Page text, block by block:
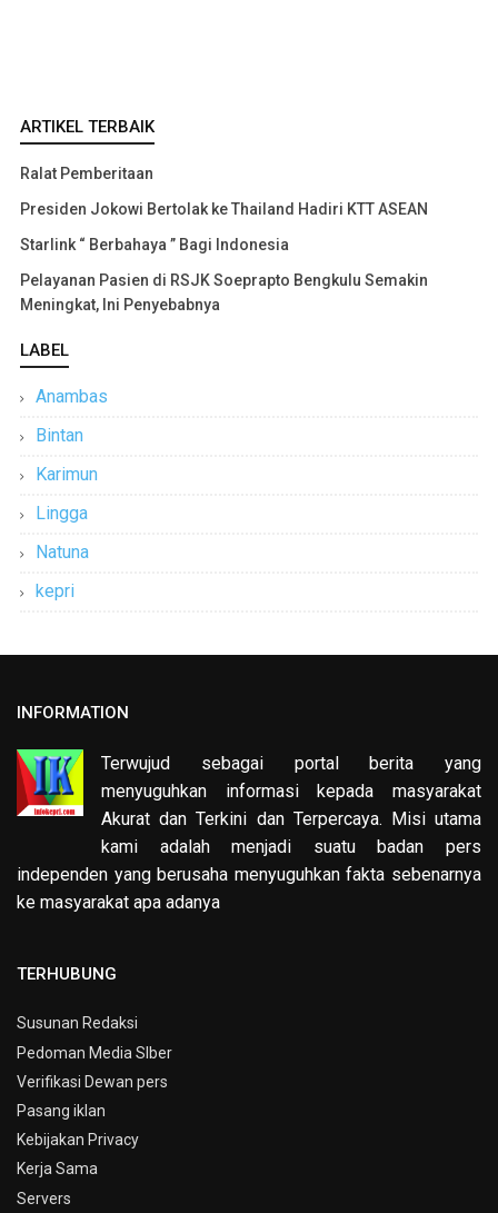
ARTIKEL TERBAIK
Ralat Pemberitaan
Presiden Jokowi Bertolak ke Thailand Hadiri KTT ASEAN
Starlink “ Berbahaya ” Bagi Indonesia
Pelayanan Pasien di RSJK Soeprapto Bengkulu Semakin
Meningkat, Ini Penyebabnya
LABEL
Anambas
Bintan
Karimun
Lingga
Natuna
kepri
INFORMATION
Terwujud sebagai portal berita yang
menyuguhkan informasi kepada masyarakat
Akurat dan Terkini dan Terpercaya. Misi utama
kami adalah menjadi suatu badan pers
independen yang berusaha menyuguhkan fakta sebenarnya
ke masyarakat apa adanya
TERHUBUNG
Susunan Redaksi
Pedoman Media SIber
Verifikasi Dewan pers
Pasang iklan
Kebijakan Privacy
Kerja Sama
Servers